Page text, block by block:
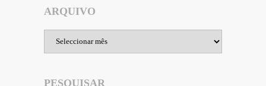
ARQUIVO
PESQUISAR